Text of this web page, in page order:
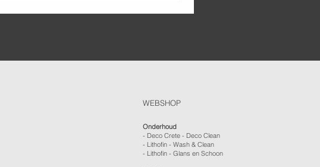
WEBSHOP
Onderhoud
- Deco Crete - Deco Clean
- Lithofin - Wash & Clean
- Lithofin - Glans en Schoon